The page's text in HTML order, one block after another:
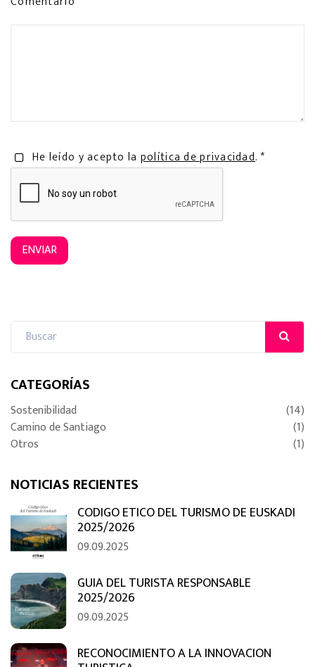
He leído y acepto la política de privacidad. *
ENVIAR
CATEGORÍAS
Sostenibilidad
(14)
Camino de Santiago
(1)
Otros
(1)
NOTICIAS RECIENTES
CODIGO ETICO DEL TURISMO DE EUSKADI
2025/2026
09.09.2025
GUIA DEL TURISTA RESPONSABLE
2025/2026
09.09.2025
RECONOCIMIENTO A LA INNOVACION